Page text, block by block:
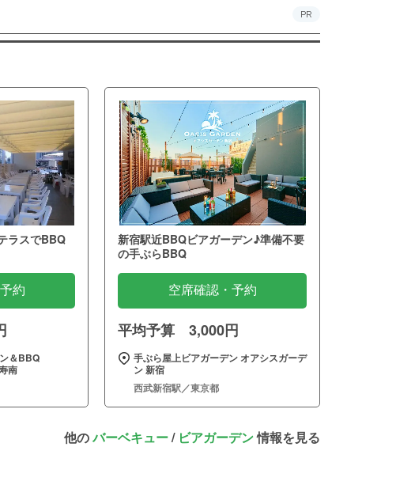
PR
ラスでBBQ
約
＆BBQ
南
新宿駅近BBQビアガーデン♪準備不要
の手ぶらBBQ
空席確認・予約
平均予算 3,000円
手ぶら屋上ビアガーデン オアシスガーデ
ン 新宿
西武新宿駅／東京都
他のバーベキュー/ ビアガーデン情報を見る